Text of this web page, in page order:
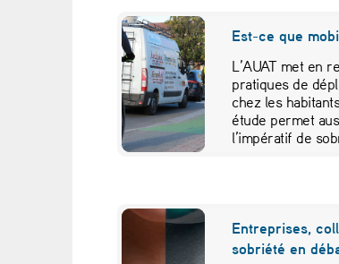
Est-ce que
L’AUAT met en
pratiques de
chez les
étude permet
l’impératif de
Entreprises,
sobriété en